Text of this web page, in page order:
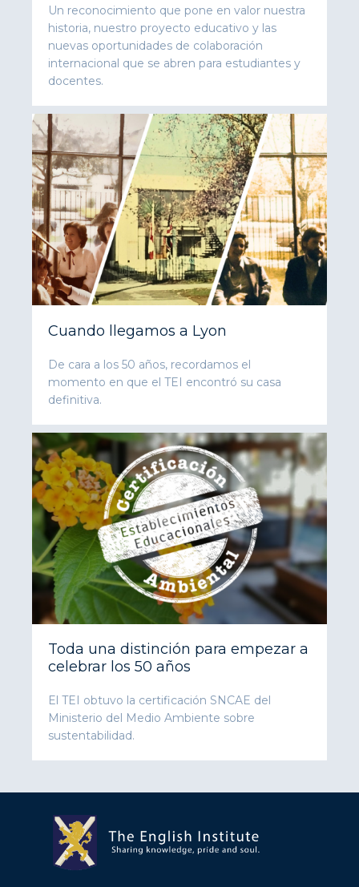
Un reconocimiento que pone en valor nuestra
historia, nuestro proyecto educativo y las
nuevas oportunidades de colaboración
internacional que se abren para estudiantes y
docentes.
Cuando llegamos a Lyon
De cara a los 50 años, recordamos el
momento en que el TEI encontró su casa
definitiva.
Toda una distinción para empezar a
celebrar los 50 años
El TEI obtuvo la certificación SNCAE del
Ministerio del Medio Ambiente sobre
sustentabilidad.